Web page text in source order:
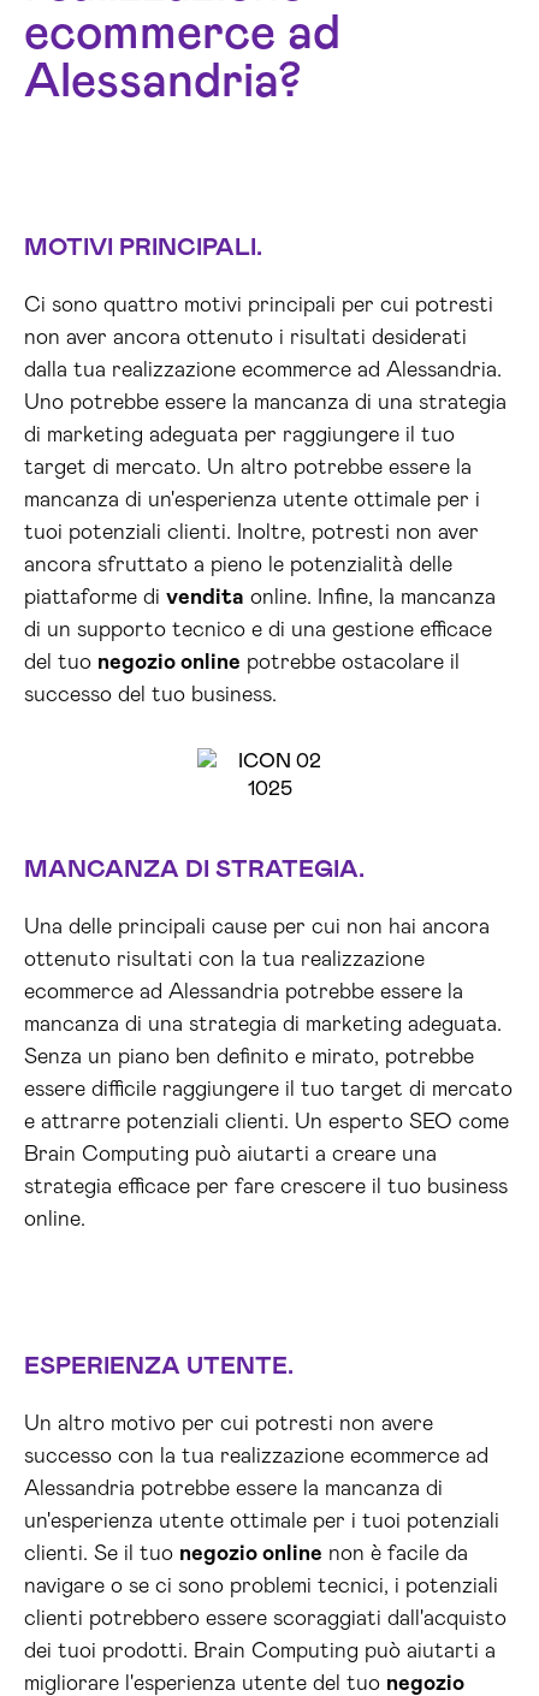
ecommerce ad
Alessandria?
MOTIVI PRINCIPALI.
Ci sono quattro motivi principali per cui potresti
non aver ancora ottenuto i risultati desiderati
dalla tua realizzazione ecommerce ad Alessandria.
Uno potrebbe essere la mancanza di una strategia
di marketing adeguata per raggiungere il tuo
target di mercato. Un altro potrebbe essere la
mancanza di un'esperienza utente ottimale per i
tuoi potenziali clienti. Inoltre, potresti non aver
ancora sfruttato a pieno le potenzialità delle
piattaforme di vendita online. Infine, la mancanza
di un supporto tecnico e di una gestione efficace
del tuo negozio online potrebbe ostacolare il
successo del tuo business.
MANCANZA DI STRATEGIA.
Una delle principali cause per cui non hai ancora
ottenuto risultati con la tua realizzazione
ecommerce ad Alessandria potrebbe essere la
mancanza di una strategia di marketing adeguata.
Senza un piano ben definito e mirato, potrebbe
essere difficile raggiungere il tuo target di mercato
e attrarre potenziali clienti. Un esperto SEO come
Brain Computing può aiutarti a creare una
strategia efficace per fare crescere il tuo business
online.
ESPERIENZA UTENTE.
Un altro motivo per cui potresti non avere
successo con la tua realizzazione ecommerce ad
Alessandria potrebbe essere la mancanza di
un'esperienza utente ottimale per i tuoi potenziali
clienti. Se il tuo negozio online non è facile da
navigare o se ci sono problemi tecnici, i potenziali
clienti potrebbero essere scoraggiati dall'acquisto
dei tuoi prodotti. Brain Computing può aiutarti a
migliorare l'esperienza utente del tuo negozio